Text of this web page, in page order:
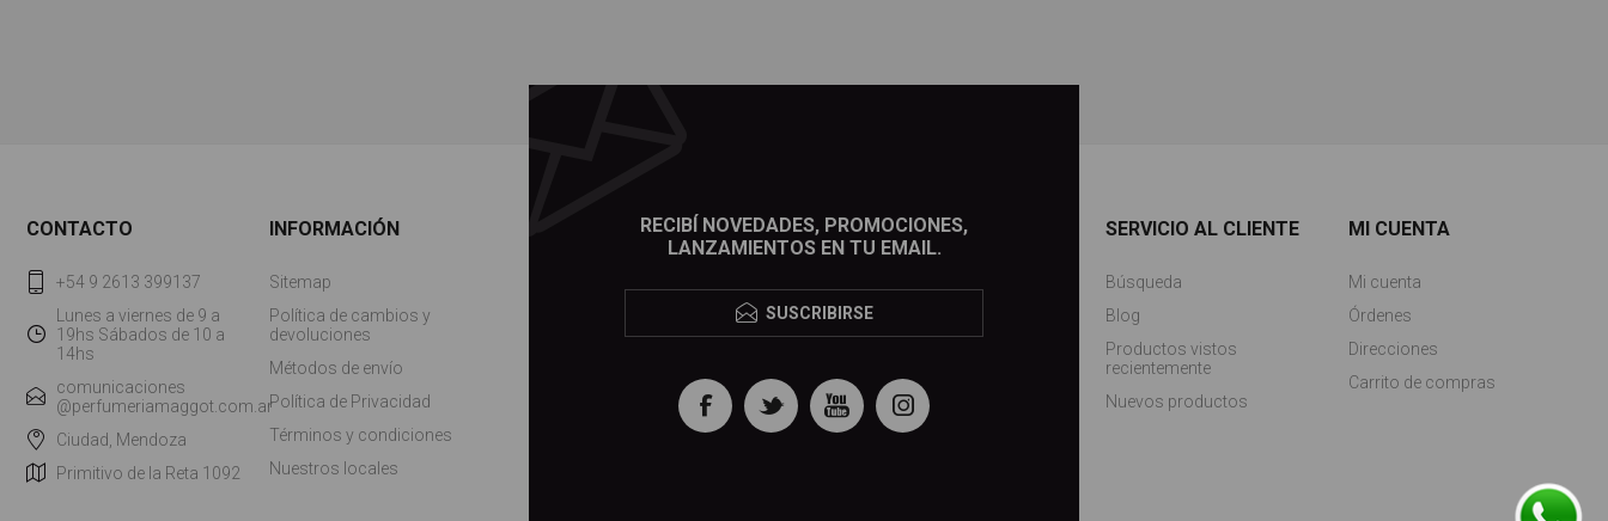
RECIBÍ NOVEDADES, PROMOCIONES,
LANZAMIENTOS EN TU EMAIL.
SUSCRIBIRSE
CONTACTO
+54 9 2613 399137
Lunes a viernes de 9 a
19hs Sábados de 10 a
14hs
comunicaciones
@perfumeriamaggot.com.ar
Ciudad, Mendoza
Primitivo de la Reta 1092
INFORMACIÓN
Sitemap
Política de cambios y
devoluciones
Métodos de envío
Política de Privacidad
Términos y condiciones
Nuestros locales
SERVICIO AL CLIENTE
Búsqueda
Blog
Productos vistos
recientemente
Nuevos productos
MI CUENTA
Mi cuenta
Órdenes
Direcciones
Carrito de compras